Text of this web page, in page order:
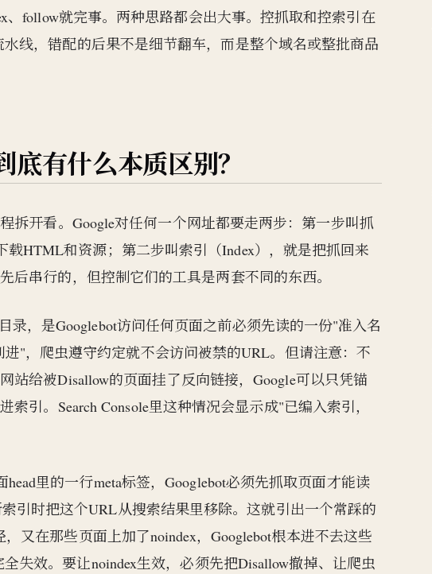
、follow就完事。两种思路都会出大事。控抓取和控索引在
线，错配的后果不是细节翻车，而是整个域名或整批商品
有什么本质区别？
拆开看。Google对任何一个网址都要走两步：第一步叫抓
载HTML和资源；第二步叫索引（Index），就是把抓回来
串行的，但控制它们的工具是两套不同的东西。
，是Googlebot访问任何页面之前必须先读的一份"准入名
"，爬虫遵守约定就不会访问被禁的URL。但请注意：不
给被Disallow的页面挂了反向链接，Google可以只凭锚
引。Search Console里这种情况会显示成"已编入索引，
里的一行meta标签，Googlebot必须先抓取页面才能读
引时把这个URL从搜索结果里移除。这就引出一个常踩的
又在那些页面上加了noindex，Googlebot根本进不去这些
失效。要让noindex生效，必须先把Disallow撤掉、让爬虫